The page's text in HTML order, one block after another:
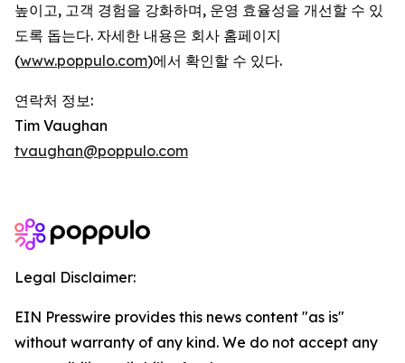
높이고, 고객 경험을 강화하며, 운영 효율성을 개선할 수 있
도록 돕는다. 자세한 내용은 회사 홈페이지
(www.poppulo.com)에서 확인할 수 있다.
연락처 정보:
Tim Vaughan
tvaughan@poppulo.com
Legal Disclaimer:
EIN Presswire provides this news content "as is"
without warranty of any kind. We do not accept any